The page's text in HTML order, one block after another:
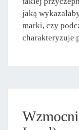
jaką
marki, czy
charakteryzuje